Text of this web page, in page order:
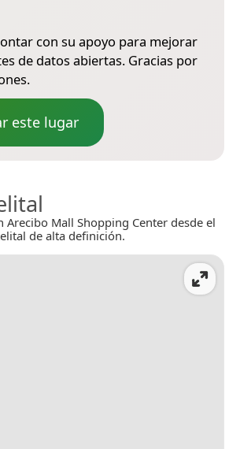
con su apoyo para mejorar
de datos abiertas. Gracias por
este lugar
Arecibo Mall Shopping Center desde el
de alta definición.